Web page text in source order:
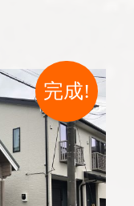
完成!